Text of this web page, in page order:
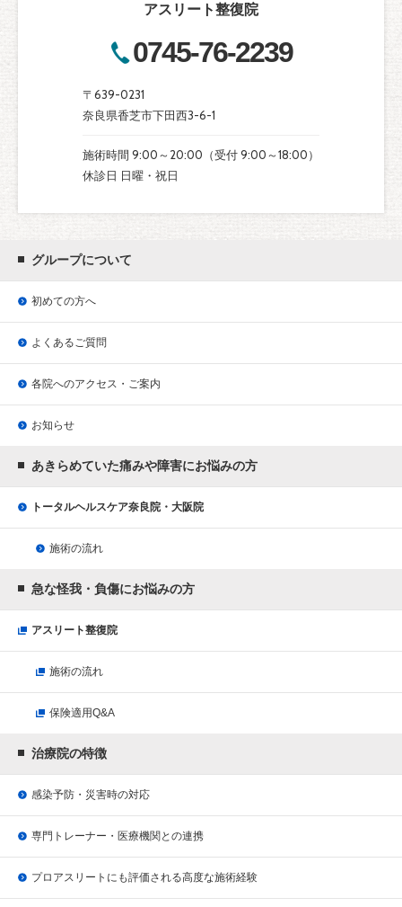
アスリート整復院
0745-76-2239
〒639-0231
奈良県香芝市下田西3-6-1
施術時間 9:00～20:00（受付 9:00～18:00）
休診日 日曜・祝日
グループについて
初めての方へ
よくあるご質問
各院へのアクセス・ご案内
お知らせ
あきらめていた痛みや障害にお悩みの方
トータルヘルスケア奈良院・大阪院
施術の流れ
急な怪我・負傷にお悩みの方
アスリート整復院
施術の流れ
保険適用Q&A
治療院の特徴
感染予防・災害時の対応
専門トレーナー・医療機関との連携
プロアスリートにも評価される高度な施術経験